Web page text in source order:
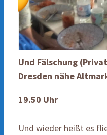
Und Fälschung
Dresden nähe
19.50 Uhr
Und wieder heißt es